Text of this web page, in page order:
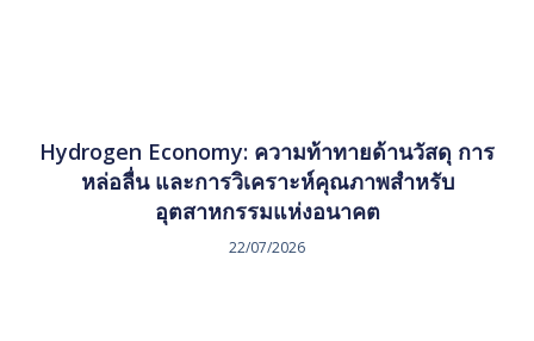
Hydrogen Economy: ความท้าทายด้านวัสดุ การ
หล่อลื่น และการวิเคราะห์คุณภาพสำหรับ
อุตสาหกรรมแห่งอนาคต
22/07/2026